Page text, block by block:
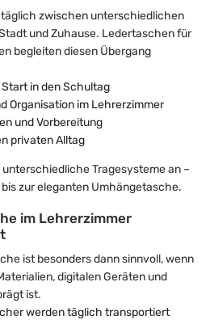
zwischen unterschiedlichen
und Zuhause. Ledertaschen für
begleiten diesen Übergang
in den Schultag
Organisation im Lehrerzimmer
und Vorbereitung
privaten Alltag
Tragesysteme an –
bis zur eleganten Umhängetasche.
im Lehrerzimmer
ist besonders dann sinnvoll, wenn
digitalen Geräten und
ist.
werden täglich transportiert